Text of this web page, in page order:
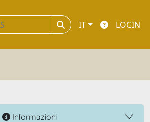
IT LOGIN
Informazioni